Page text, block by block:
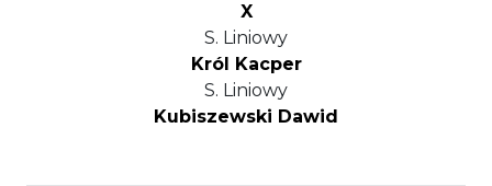
X
S. Liniowy
Król Kacper
S. Liniowy
Kubiszewski Dawid